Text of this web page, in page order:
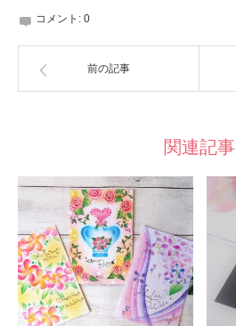
コメント: 0
前の記事
関連記事